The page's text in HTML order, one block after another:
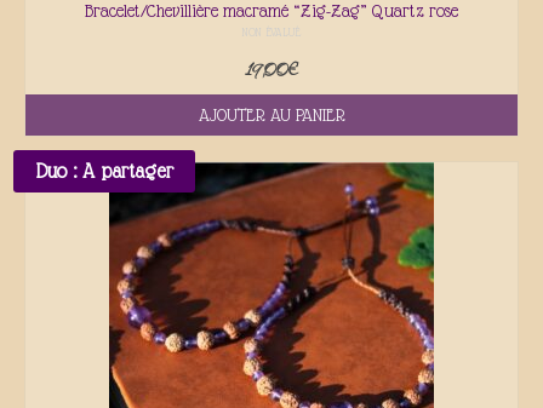
Bracelet/Chevillière macramé “Zig-Zag” Quartz rose
NON ÉVALUÉ
19,00€
AJOUTER AU PANIER
Duo : A partager